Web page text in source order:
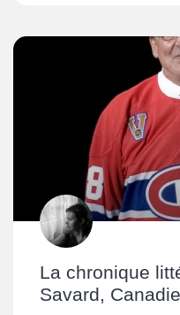
La chronique
Savard,